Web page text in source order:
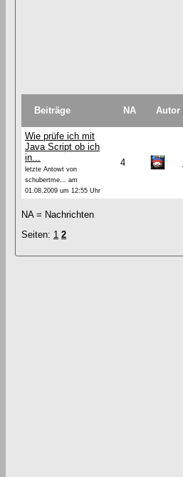
Beiträge NA Autor
Wie prüfe ich mit
Java Script ob ich
in...
letzte Antowt von
schubertme... am
01.08.2009 um 12:55 Uhr
4
NA = Nachrichten
Seiten: 1 2